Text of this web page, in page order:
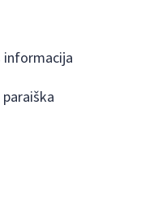
informacija